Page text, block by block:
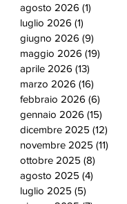
agosto 2026 (1)
luglio 2026 (1)
giugno 2026 (9)
maggio 2026 (19)
aprile 2026 (13)
marzo 2026 (16)
febbraio 2026 (6)
gennaio 2026 (15)
dicembre 2025 (12)
novembre 2025 (11)
ottobre 2025 (8)
agosto 2025 (4)
luglio 2025 (5)